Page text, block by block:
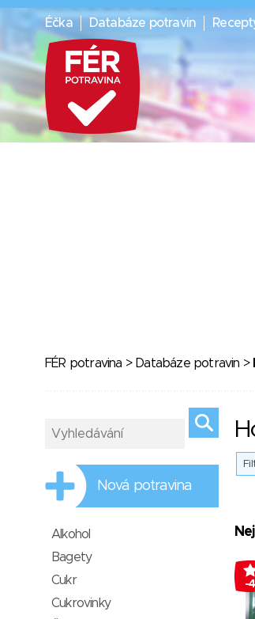
Éčka Databáze potravin
FÉR potravina > Databáze potravin >
-4
Nová potravina
Alkohol
Bagety
Cukr
Cukrovinky